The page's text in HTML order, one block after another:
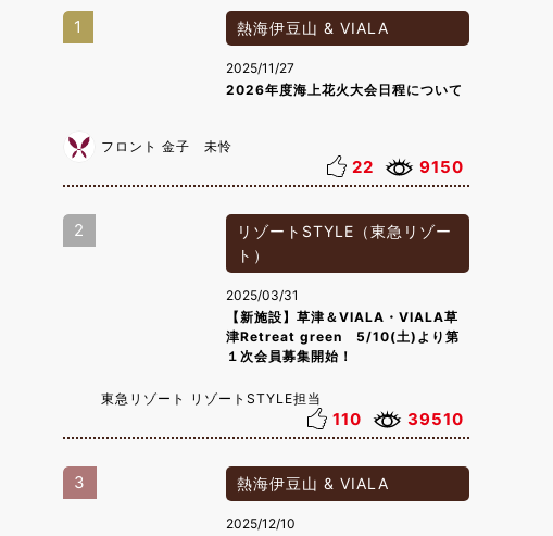
1 熱海伊豆山 & VIALA
2025/11/27
2026年度海上花火大会日程について
フロント 金子 未怜
22 9150
2
リゾートSTYLE（東急リゾー
ト）
2025/03/31
【新施設】草津＆VIALA・VIALA草
津Retreat green 5/10(土)より第
１次会員募集開始！
東急リゾート リゾートSTYLE担当
110 39510
3 熱海伊豆山 & VIALA
2025/12/10